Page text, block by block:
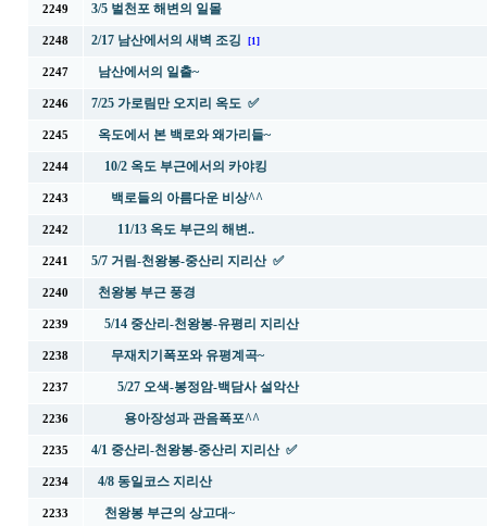
2249 3/5 벌천포 해변의 일몰
2248 2/17 남산에서의 새벽 조깅 [1]
2247 남산에서의 일출~
2246 7/25 가로림만 오지리 옥도 ✅
2245 옥도에서 본 백로와 왜가리들~
2244 10/2 옥도 부근에서의 카야킹
2243 백로들의 아름다운 비상^^
2242 11/13 옥도 부근의 해변..
2241 5/7 거림-천왕봉-중산리 지리산 ✅
2240 천왕봉 부근 풍경
2239 5/14 중산리-천왕봉-유평리 지리산
2238 무재치기폭포와 유평계곡~
2237 5/27 오색-봉정암-백담사 설악산
2236 용아장성과 관음폭포^^
2235 4/1 중산리-천왕봉-중산리 지리산 ✅
2234 4/8 동일코스 지리산
2233 천왕봉 부근의 상고대~